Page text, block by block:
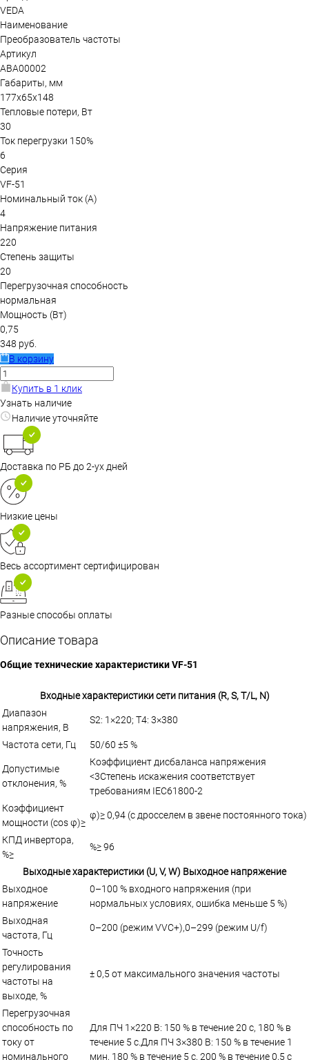
VEDA
Наименование
Преобразователь частоты
Артикул
ABA00002
Габариты, мм
177х65х148
Тепловые потери, Вт
30
Ток перегрузки 150%
6
Серия
VF-51
Номинальный ток (А)
4
Напряжение питания
220
Степень защиты
20
Перегрузочная способность
нормальная
Мощность (Вт)
0,75
348 руб.
В корзину
Купить в 1 клик
Узнать наличие
Наличие уточняйте
Доставка по РБ до 2-ух дней
Низкие цены
Весь ассортимент сертифицирован
Разные способы оплаты
Описание товара
Общие технические характеристики VF-51
Входные характеристики сети питания (R, S, T/L, N)
Диапазон
напряжения, В
S2: 1×220; T4: 3×380
Частота сети, Гц 50/60 ±5 %
Допустимые
отклонения, %
Коэффициент дисбаланса напряжения
<3Степень искажения соответствует
требованиям IEC61800-2
Коэффициент
мощности (cos φ)≥
φ)≥ 0,94 (с дросселем в звене постоянного тока)
КПД инвертора,
%≥
%≥ 96
Выходные характеристики (U, V, W) Выходное напряжение
Выходное
напряжение
0–100 % входного напряжения (при
нормальных условиях, ошибка меньше 5 %)
Выходная
частота, Гц
0–200 (режим VVC+),0–299 (режим U/f)
Точность
регулирования
частоты на
выходе, %
± 0,5 от максимального значения частоты
Перегрузочная
способность по
току от
номинального
Для ПЧ 1×220 В: 150 % в течение 20 с, 180 % в
течение 5 с.Для ПЧ 3×380 В: 150 % в течение 1
мин, 180 % в течение 5 с, 200 % в течение 0,5 с